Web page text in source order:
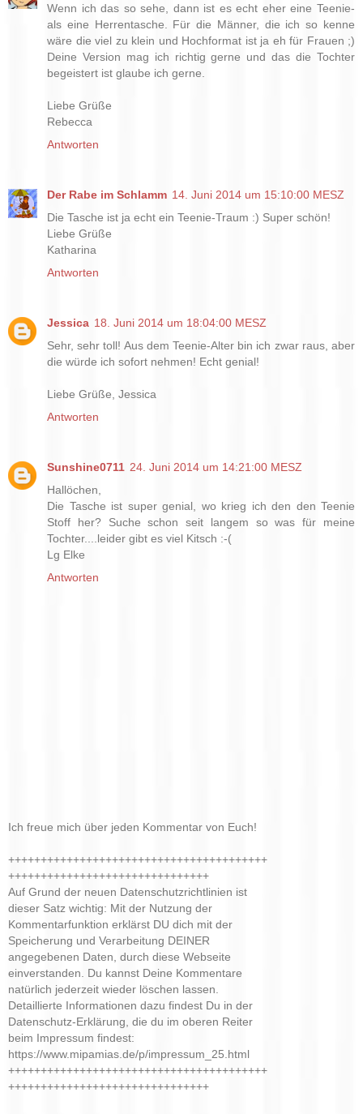
Wenn ich das so sehe, dann ist es echt eher eine Teenie-
als eine Herrentasche. Für die Männer, die ich so kenne
wäre die viel zu klein und Hochformat ist ja eh für Frauen ;)
Deine Version mag ich richtig gerne und das die Tochter
begeistert ist glaube ich gerne.
Liebe Grüße
Rebecca
Antworten
Der Rabe im Schlamm 14. Juni 2014 um 15:10:00 MESZ
Die Tasche ist ja echt ein Teenie-Traum :) Super schön!
Liebe Grüße
Katharina
Antworten
Jessica 18. Juni 2014 um 18:04:00 MESZ
Sehr, sehr toll! Aus dem Teenie-Alter bin ich zwar raus, aber
die würde ich sofort nehmen! Echt genial!
Liebe Grüße, Jessica
Antworten
Sunshine0711 24. Juni 2014 um 14:21:00 MESZ
Hallöchen,
Die Tasche ist super genial, wo krieg ich den den Teenie
Stoff her? Suche schon seit langem so was für meine
Tochter....leider gibt es viel Kitsch :-(
Lg Elke
Antworten
Ich freue mich über jeden Kommentar von Euch!
++++++++++++++++++++++++++++++++++++++++
+++++++++++++++++++++++++++++++
Auf Grund der neuen Datenschutzrichtlinien ist
dieser Satz wichtig: Mit der Nutzung der
Kommentarfunktion erklärst DU dich mit der
Speicherung und Verarbeitung DEINER
angegebenen Daten, durch diese Webseite
einverstanden. Du kannst Deine Kommentare
natürlich jederzeit wieder löschen lassen.
Detaillierte Informationen dazu findest Du in der
Datenschutz-Erklärung, die du im oberen Reiter
beim Impressum findest:
https://www.mipamias.de/p/impressum_25.html
++++++++++++++++++++++++++++++++++++++++
+++++++++++++++++++++++++++++++